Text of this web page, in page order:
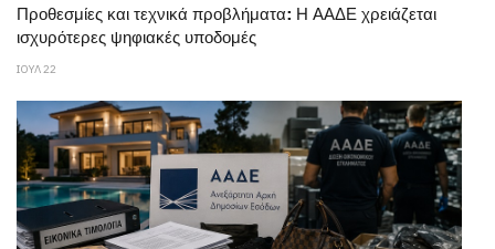
Προθεσμίες και τεχνικά προβλήματα: Η ΑΑΔΕ χρειάζεται
ισχυρότερες ψηφιακές υποδομές
ΙΟΥΛ 22